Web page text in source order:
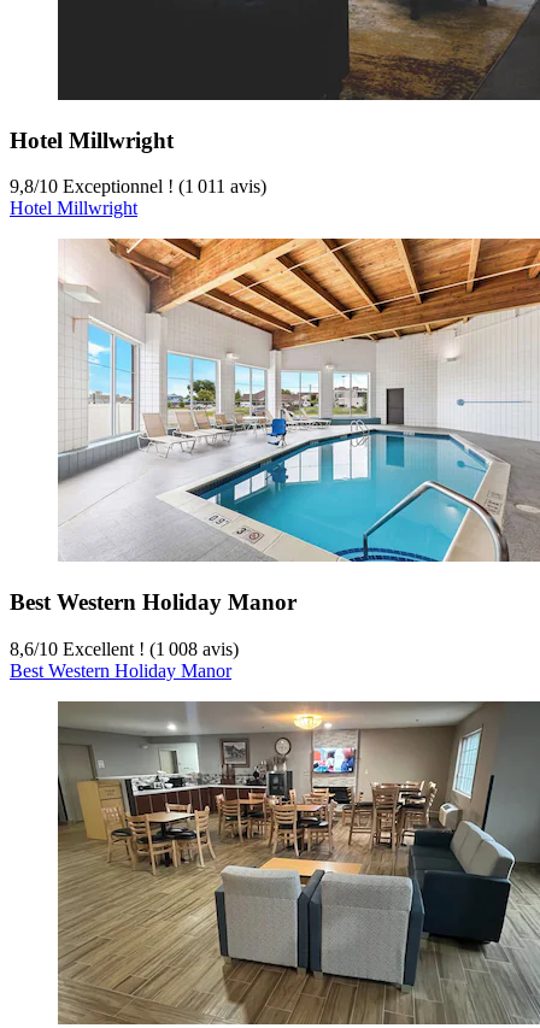
Hotel Millwright
9,8/10 Exceptionnel ! (1 011 avis)
Hotel Millwright
Best Western Holiday Manor
8,6/10 Excellent ! (1 008 avis)
Best Western Holiday Manor